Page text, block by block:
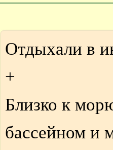
Отдыхали в
+
Близко к
бассейном и